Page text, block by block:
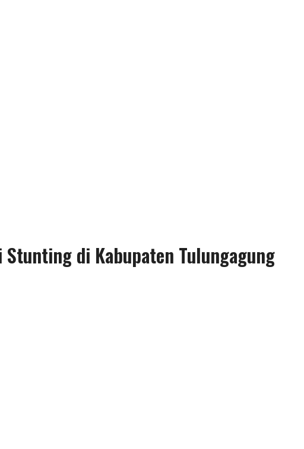
Stunting di Kabupaten Tulungagung